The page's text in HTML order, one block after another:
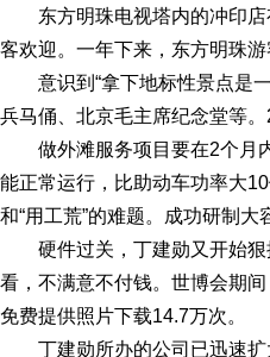
东方明珠电视塔内的冲印
客欢迎。一年下来，东方明珠
意识到“拿下地标性景点是
兵马俑、北京毛主席纪念堂等
做外滩服务项目要在2个月
能正常运行，比助动车功率大
和“用工荒”的难题。成功研制
硬件过关，丁建勋又开始
看，不满意不付钱。世博会期
免费提供照片下载14.7万次。
丁建勋所办的公司已迅速